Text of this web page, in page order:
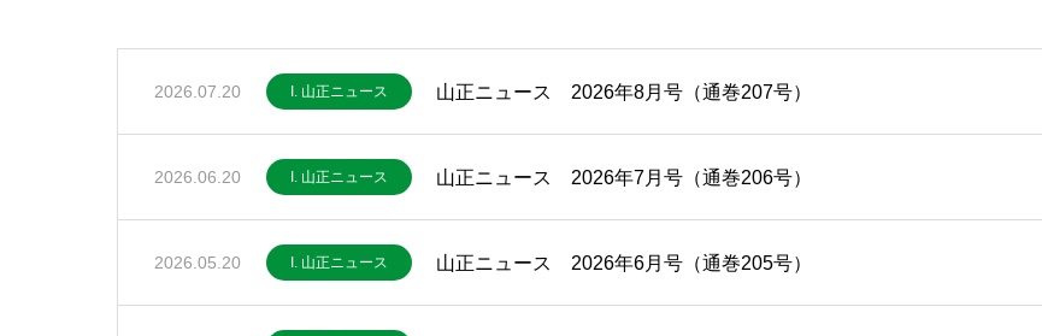
2026.07.20 I. 山正ニュース 山正ニュース 2026年8月号（通巻207号）
2026.06.20 I. 山正ニュース 山正ニュース 2026年7月号（通巻206号）
2026.05.20 I. 山正ニュース 山正ニュース 2026年6月号（通巻205号）